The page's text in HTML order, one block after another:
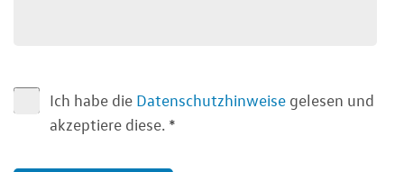
Ich habe die Datenschutzhinweise gelesen und
akzeptiere diese. *